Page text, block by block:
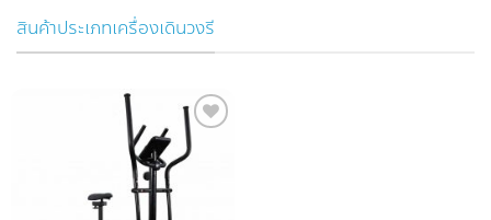
สินค้าประเภทเครื่องเดินวงรี
Add to
Wishlist